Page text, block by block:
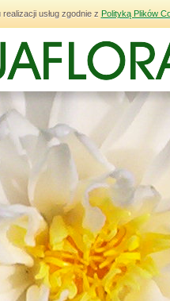
usług zgodnie z Polityką Plików